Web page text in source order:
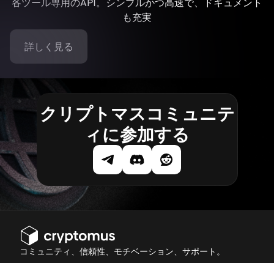
各ツール専用のAPI。シンプルかつ高速で、ドキュメント
も充実
詳しく見る
クリプトマスコミュニテ
ィに参加する
コミュニティ、信頼性、モチベーション、サポート。